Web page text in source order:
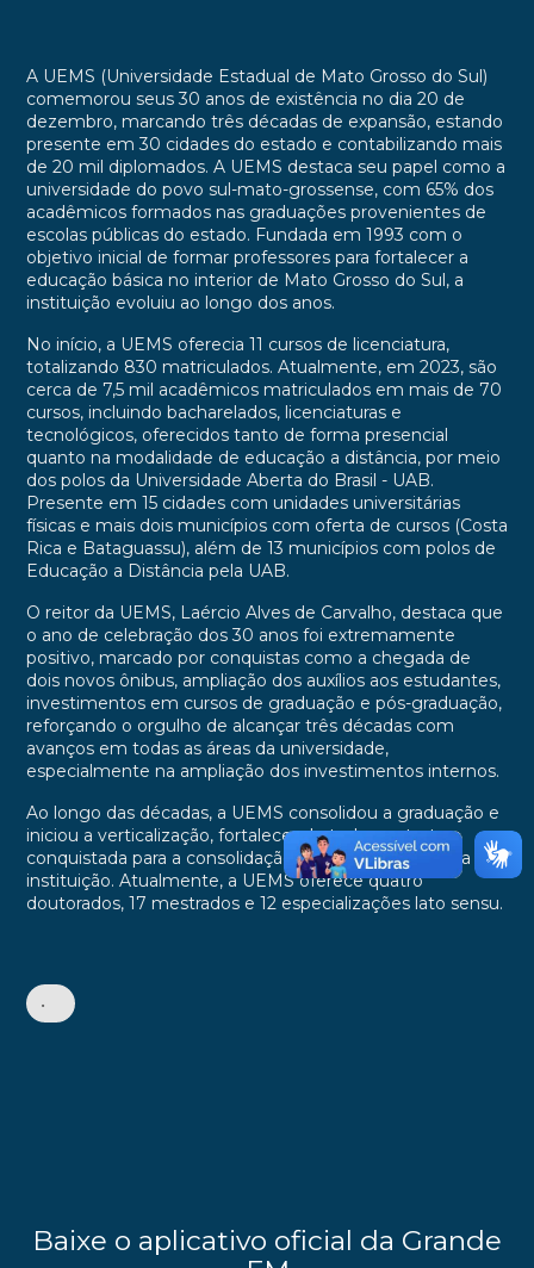
A UEMS (Universidade Estadual de Mato Grosso do Sul)
comemorou seus 30 anos de existência no dia 20 de
dezembro, marcando três décadas de expansão, estando
presente em 30 cidades do estado e contabilizando mais
de 20 mil diplomados. A UEMS destaca seu papel como a
universidade do povo sul-mato-grossense, com 65% dos
acadêmicos formados nas graduações provenientes de
escolas públicas do estado. Fundada em 1993 com o
objetivo inicial de formar professores para fortalecer a
educação básica no interior de Mato Grosso do Sul, a
instituição evoluiu ao longo dos anos.
No início, a UEMS oferecia 11 cursos de licenciatura,
totalizando 830 matriculados. Atualmente, em 2023, são
cerca de 7,5 mil acadêmicos matriculados em mais de 70
cursos, incluindo bacharelados, licenciaturas e
tecnológicos, oferecidos tanto de forma presencial
quanto na modalidade de educação a distância, por meio
dos polos da Universidade Aberta do Brasil - UAB.
Presente em 15 cidades com unidades universitárias
físicas e mais dois municípios com oferta de cursos (Costa
Rica e Bataguassu), além de 13 municípios com polos de
Educação a Distância pela UAB.
O reitor da UEMS, Laércio Alves de Carvalho, destaca que
o ano de celebração dos 30 anos foi extremamente
positivo, marcado por conquistas como a chegada de
dois novos ônibus, ampliação dos auxílios aos estudantes,
investimentos em cursos de graduação e pós-graduação,
reforçando o orgulho de alcançar três décadas com
avanços em todas as áreas da universidade,
especialmente na ampliação dos investimentos internos.
Ao longo das décadas, a UEMS consolidou a graduação e
iniciou a verticalização, fortalecendo toda a estrutura
conquistada para a consolidação da pós-graduação na
instituição. Atualmente, a UEMS oferece quatro
doutorados, 17 mestrados e 12 especializações lato sensu.
•
Baixe o aplicativo oficial da Grande